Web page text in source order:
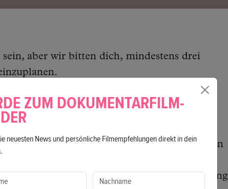
aber wir bitten dich, mindestens drei
– 24. Juni)
Aufgaben, um einen reibungslosen
der Online-Kommunikation, Erstellung
ZUM DOKUMENTARFILM-
neuesten News und persönliche Filmempfehlungen direkt in dein